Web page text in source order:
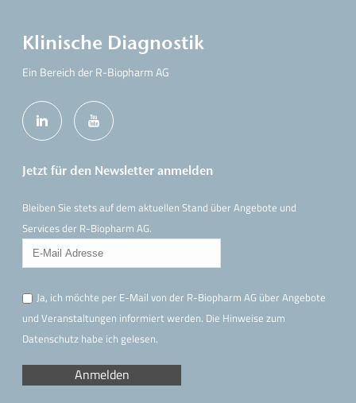
Klinische Diagnostik
Ein Bereich der R-Biopharm AG
Jetzt für den Newsletter anmelden
Bleiben Sie stets auf dem aktuellen Stand über Angebote und
Services der R-Biopharm AG.
Ja, ich möchte per E-Mail von der R-Biopharm AG über Angebote
und Veranstaltungen informiert werden. Die Hinweisezum
Datenschutz habe ich gelesen.